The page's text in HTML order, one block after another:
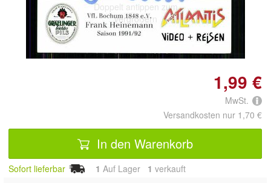
Doppelt antippen zum
vergrößern
1,99 €
MwSt.
Versandkosten nur 1,70 €
In den Warenkorb
Sofort lieferbar 1 Auf Lager 1 verkauft